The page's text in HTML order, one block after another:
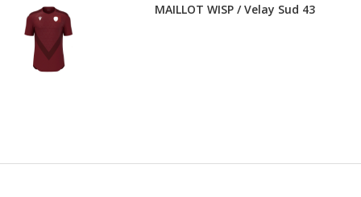
MAILLOT WISP / Velay Sud 43